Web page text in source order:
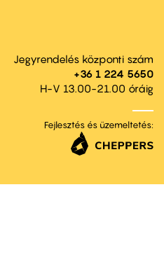
Jegyrendelés központi szám
+36 1 224 5650
H-V 13.00-21.00 óráig
Fejlesztés és üzemeltetés: